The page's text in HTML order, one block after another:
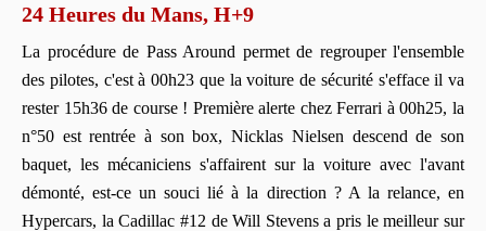
24 Heures du Mans, H+9
La procédure de Pass Around permet de regrouper l'ensemble
des pilotes, c'est à 00h23 que la voiture de sécurité s'efface il va
rester 15h36 de course ! Première alerte chez Ferrari à 00h25, la
n°50 est rentrée à son box, Nicklas Nielsen descend de son
baquet, les mécaniciens s'affairent sur la voiture avec l'avant
démonté, est-ce un souci lié à la direction ? A la relance, en
Hypercars, la Cadillac #12 de Will Stevens a pris le meilleur sur